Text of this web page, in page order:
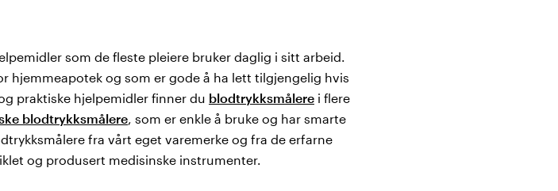
som de fleste pleiere bruker daglig i sitt arbeid.
hjemmeapotek og som er gode å ha lett tilgjengelig hvis
praktiske hjelpemidler finner du blodtrykksmålere i flere
blodtrykksmålere, som er enkle å bruke og har smarte
fra vårt eget varemerke og fra de erfarne
og produsert medisinske instrumenter.